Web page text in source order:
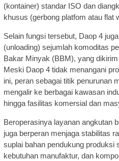
(kontainer) standar ISO dan
khusus (gerbong platfom atau flat
Selain fungsi tersebut, Daop 4
(unloading) sejumlah komoditas
Bakar Minyak (BBM), yang
Meski Daop 4 tidak menangani
ini, peran sebagai titik penurunan
mengalir ke berbagai kawasan
hingga fasilitas komersial dan
Beroperasinya layanan angkutan
juga berperan menjaga stabilitas
suplai bahan pendukung produksi
kebutuhan manufaktur, dan